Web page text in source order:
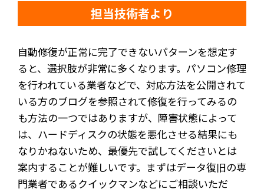
担当技術者より
自動修復が正常に完了できないパターンを想定す
ると、選択肢が非常に多くなります。パソコン修理
を行われている業者などで、対応方法を公開されて
いる方のブログを参照されて修復を行ってみるの
も方法の一つではありますが、障害状態によって
は、ハードディスクの状態を悪化させる結果にも
なりかねないため、最優先で試してくださいとは
案内することが難しいです。まずはデータ復旧の専
門業者であるクイックマンなどにご相談いただ